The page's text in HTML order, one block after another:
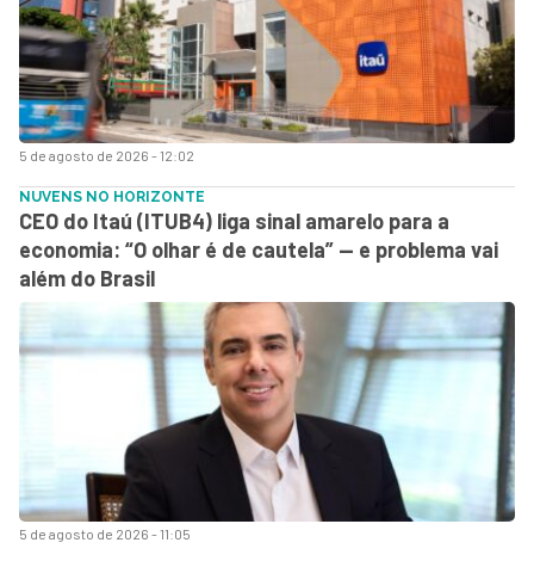
5 de agosto de 2026 - 12:02
5 de agosto de 2026 - 11:05
NUVENS NO HORIZONTE
CEO do Itaú (ITUB4) liga sinal amarelo para a
economia: “O olhar é de cautela” — e problema vai
além do Brasil